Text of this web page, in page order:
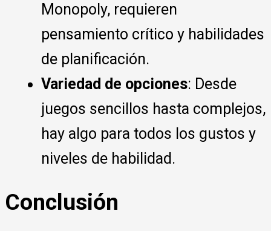
Monopoly, requieren
pensamiento crítico y habilidades
de planificación.
Variedad de opciones: Desde
juegos sencillos hasta complejos,
hay algo para todos los gustos y
niveles de habilidad.
Conclusión